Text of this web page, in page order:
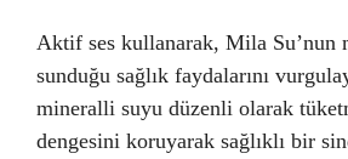
Aktif ses kullanarak, Mila Su’nun
sunduğu sağlık faydalarını
mineralli suyu düzenli olarak
dengesini koruyarak sağlıklı bir